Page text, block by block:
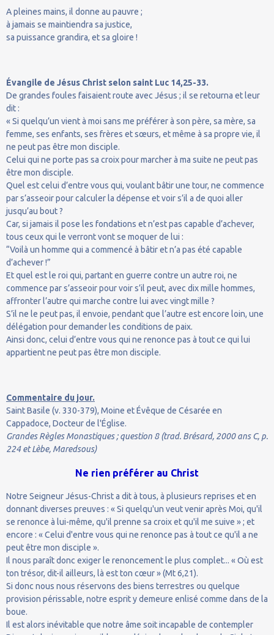
A pleines mains, il donne au pauvre ;
à jamais se maintiendra sa justice,
sa puissance grandira, et sa gloire !
Évangile de Jésus Christ selon saint Luc 14,25-33.
De grandes foules faisaient route avec Jésus ; il se retourna et leur
dit :
« Si quelqu’un vient à moi sans me préférer à son père, sa mère, sa
femme, ses enfants, ses frères et sœurs, et même à sa propre vie, il
ne peut pas être mon disciple.
Celui qui ne porte pas sa croix pour marcher à ma suite ne peut pas
être mon disciple.
Quel est celui d’entre vous qui, voulant bâtir une tour, ne commence
par s’asseoir pour calculer la dépense et voir s’il a de quoi aller
jusqu’au bout ?
Car, si jamais il pose les fondations et n’est pas capable d’achever,
tous ceux qui le verront vont se moquer de lui :
“Voilà un homme qui a commencé à bâtir et n’a pas été capable
d’achever !”
Et quel est le roi qui, partant en guerre contre un autre roi, ne
commence par s’asseoir pour voir s’il peut, avec dix mille hommes,
affronter l’autre qui marche contre lui avec vingt mille ?
S’il ne le peut pas, il envoie, pendant que l’autre est encore loin, une
délégation pour demander les conditions de paix.
Ainsi donc, celui d’entre vous qui ne renonce pas à tout ce qui lui
appartient ne peut pas être mon disciple.
Commentaire du jour.
Saint Basile (v. 330-379), Moine et Évêque de Césarée en
Cappadoce, Docteur de l'Église.
Grandes Règles Monastiques ; question 8 (trad. Brésard, 2000 ans C, p.
224 et Lèbe, Maredsous)
Ne rien préférer au Christ
Notre Seigneur Jésus-Christ a dit à tous, à plusieurs reprises et en
donnant diverses preuves : « Si quelqu'un veut venir après Moi, qu'il
se renonce à lui-même, qu'il prenne sa croix et qu'il me suive » ; et
encore : « Celui d'entre vous qui ne renonce pas à tout ce qu'il a ne
peut être mon disciple ».
Il nous paraît donc exiger le renoncement le plus complet... « Où est
ton trésor, dit-il ailleurs, là est ton cœur » (Mt 6,21).
Si donc nous nous réservons des biens terrestres ou quelque
provision périssable, notre esprit y demeure enlisé comme dans de la
boue.
Il est alors inévitable que notre âme soit incapable de contempler